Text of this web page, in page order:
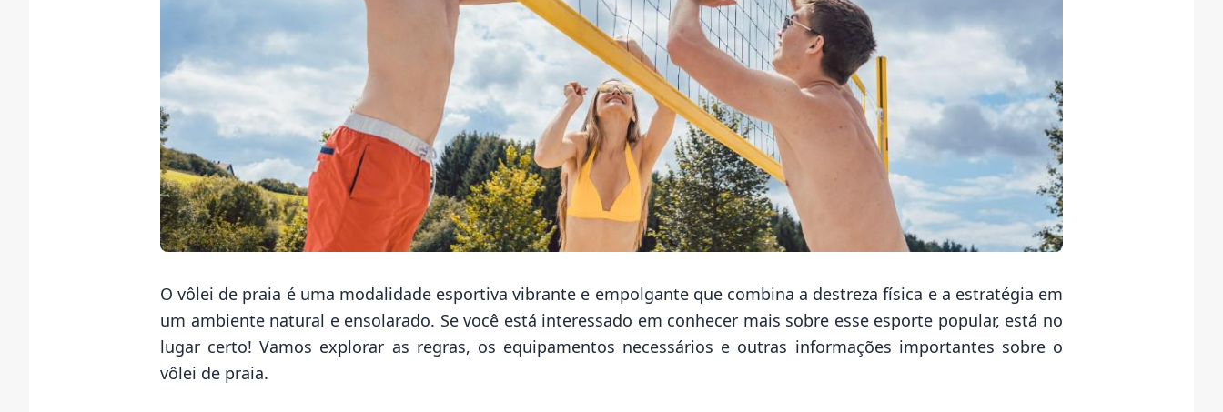
O vôlei de praia é uma modalidade esportiva vibrante e empolgante que combina a destreza física e a estratégia em
um ambiente natural e ensolarado. Se você está interessado em conhecer mais sobre esse esporte popular, está no
lugar certo! Vamos explorar as regras, os equipamentos necessários e outras informações importantes sobre o
vôlei de praia.